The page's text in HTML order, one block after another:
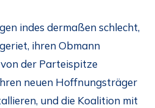
indes dermaßen schlecht,
ihren Obmann
der Parteispitze
neuen Hoffnungsträger
und die Koalition mit